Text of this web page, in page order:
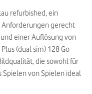
refurbished, ein
Anforderungen gerecht
einer Auflösung von
(dual sim) 128 Go
die sowohl für
Spielen von Spielen ideal